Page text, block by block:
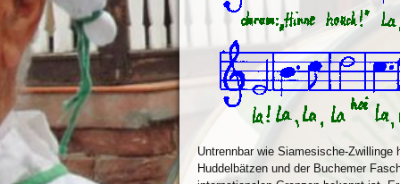
Untrennbar wie Siamesische-
Huddelbätzen und der Buchemer